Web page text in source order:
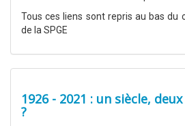
Tous ces liens sont repris au bas du
de la SPGE
1926 - 2021 : un siècle,
?